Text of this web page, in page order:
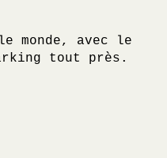
monde, avec le
tout près.